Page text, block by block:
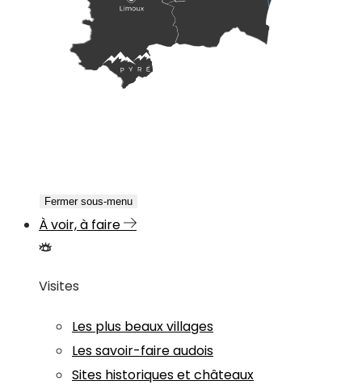
Fermer sous-menu
À voir, à faire
Visites
Les plus beaux villages
Les savoir-faire audois
Sites historiques et châteaux